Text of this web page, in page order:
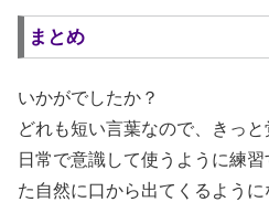
まとめ
いかがでしたか？
どれも短い言葉なので、きっと
日常で意識して使うように練
た自然に口から出てくるよう